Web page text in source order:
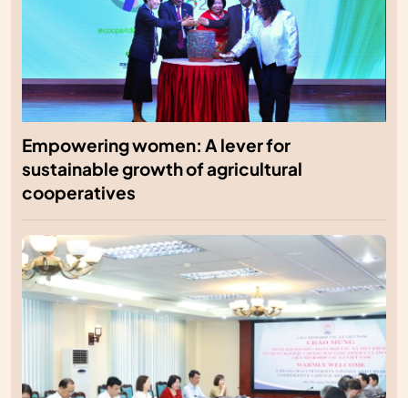
Empowering women: A lever for
sustainable growth of agricultural
cooperatives